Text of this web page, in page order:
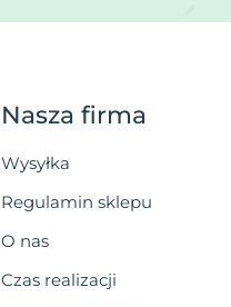
Nasza firma
Wysyłka
Regulamin sklepu
O nas
Czas realizacji